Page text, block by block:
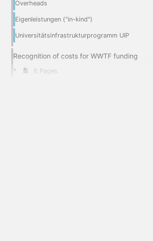
Overheads
Eigenleistungen ("in-kind")
Universitätsinfrastrukturprogramm UIP
Recognition of costs for WWTF funding
6 Pages